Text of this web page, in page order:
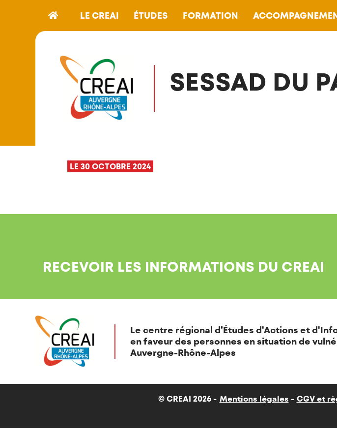
LE CREAI ÉTUDES FORMATION
SESSAD DU
LE 30 OCTOBRE 2024
RECEVOIR LES INFORMATIONS DU CREAI
Le centre régional d’Études d'Actions et
en faveur des personnes en situation de
Auvergne-Rhône-Alpes
© CREAI 2026 - Mentions légales CGV et